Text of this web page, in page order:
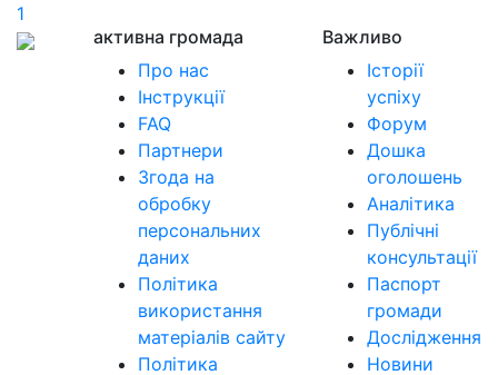
1
активна громада
Про нас
Інструкції
FAQ
Партнери
Згода на
обробку
персональних
даних
Політика
використання
матеріалів сайту
Політика
Важливо
Історії
успіху
Форум
Дошка
оголошень
Аналітика
Публічні
консультації
Паспорт
громади
Дослідження
Новини